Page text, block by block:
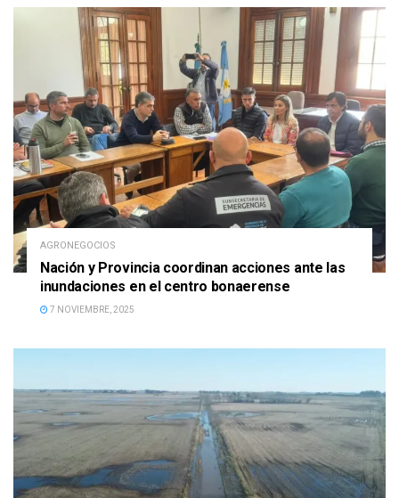
AGRONEGOCIOS
Nación y Provincia coordinan acciones ante las
inundaciones en el centro bonaerense
7 NOVIEMBRE, 2025